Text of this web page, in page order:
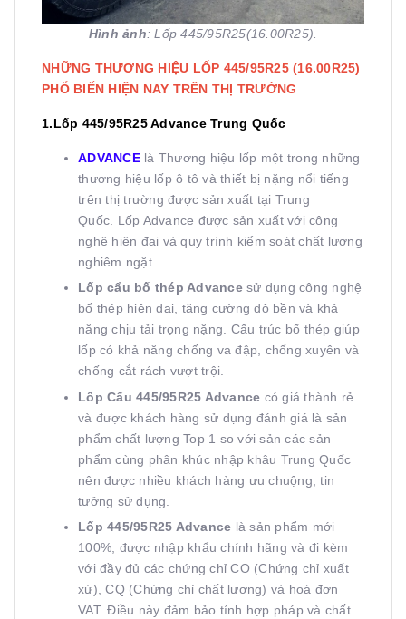
Hình ảnh: Lốp 445/95R25(16.00R25)
NHỮNG THƯƠNG HIỆU LỐP 445/95R25 (16.00R25)
PHỔ BIẾN HIỆN NAY TRÊN THỊ TRƯỜNG
1.Lốp 445/95R25 Advance Trung Quốc
ADVANCElà Thương hiệu lốp một trong những
thương hiệu lốp ô tô và thiết bị nặng nổi tiếng
trên thị trường được sản xuất tại Trung
Quốc. Lốp Advance được sản xuất với công
nghệ hiện đại và quy trình kiểm soát chất lượng
nghiêm ngặt.
Lốp cẩu bố thép Advancesử dụng công nghệ
bố thép hiện đại, tăng cường độ bền và khả
năng chịu tải trọng nặng. Cấu trúc bố thép giúp
lốp có khả năng chống va đập, chống xuyên và
chống cắt rách vượt trội.
Lốp Cẩu 445/95R25 Advance có giá thành rẻ
và được khách hàng sử dụng đánh giá là sản
phẩm chất lượng Top 1 so với sản các sản
phẩm cùng phân khúc nhập khâu Trung Quốc
nên được nhiều khách hàng ưu chuộng, tin
tưởng sử dụng.
Lốp 445/95R25 Advance là sản phẩm mới
100%, được nhập khẩu chính hãng và đi kèm
với đầy đủ các chứng chỉ CO (Chứng chỉ xuất
xứ), CQ (Chứng chỉ chất lượng) và hoá đơn
VAT. Điều này đảm bảo tính hợp pháp và chất